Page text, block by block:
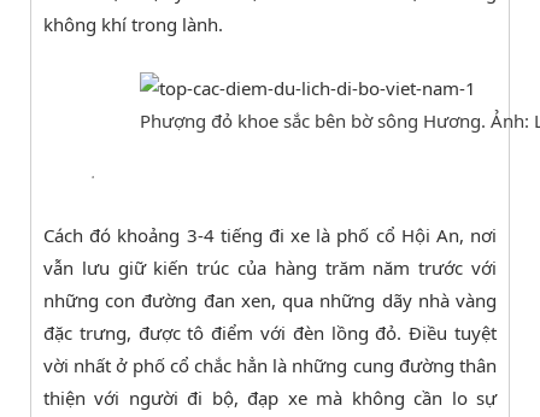
không khí trong lành.
Phượng đỏ khoe sắc bên bờ sông Hương. Ảnh:
.
Cách đó khoảng 3-4 tiếng đi xe là phố cổ Hội An, nơi
vẫn lưu giữ kiến trúc của hàng trăm năm trước với
những con đường đan xen, qua những dãy nhà vàng
đặc trưng, được tô điểm với đèn lồng đỏ. Điều tuyệt
vời nhất ở phố cổ chắc hẳn là những cung đường thân
thiện với người đi bộ, đạp xe mà không cần lo sự